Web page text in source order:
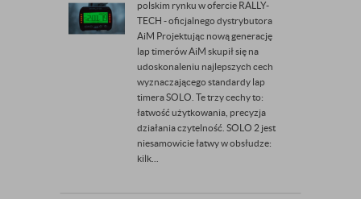
polskim rynku w ofercie RALLY-
TECH - oficjalnego dystrybutora
AiM Projektując nową generację
lap timerów AiM skupił się na
udoskonaleniu najlepszych cech
wyznaczającego standardy lap
timera SOLO. Te trzy cechy to:
łatwość użytkowania, precyzja
działania czytelność. SOLO 2 jest
niesamowicie łatwy w obsłudze:
kilk...